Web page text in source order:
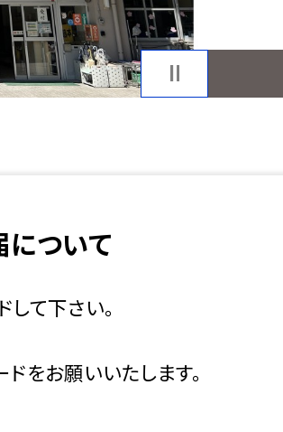
ついて
て下さい。
をお願いいたします。